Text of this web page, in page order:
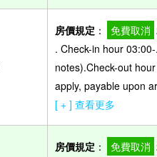
房價規定 ： 免費取消
. Check-in hour
notes).Check-out
apply, payable upon
[ + ] 查看更多
房價規定 ： 免費取消